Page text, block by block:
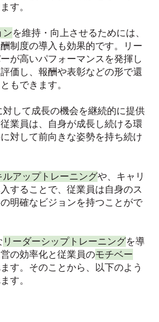
す。
ンを維持・向上させるためには、
制度の導入も効果的です。リー
が高いパフォーマンスを発揮し
価し、報酬や表彰などの形で還
もできます。
対して成長の機会を継続的に提供
業員は、自身が成長し続ける環
対して前向きな姿勢を持ち続け
ルアップトレーニングや、キャリ
することで、従業員は自身のス
明確なビジョンを持つことがで
リーダーシップトレーニングを導
の効率化と従業員のモチベー
す。そのことから、以下のよう
す。